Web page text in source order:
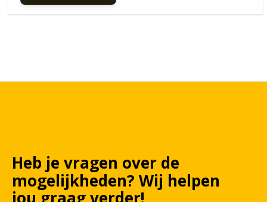
Heb je vragen over de
mogelijkheden? Wij helpen
jou graag verder!